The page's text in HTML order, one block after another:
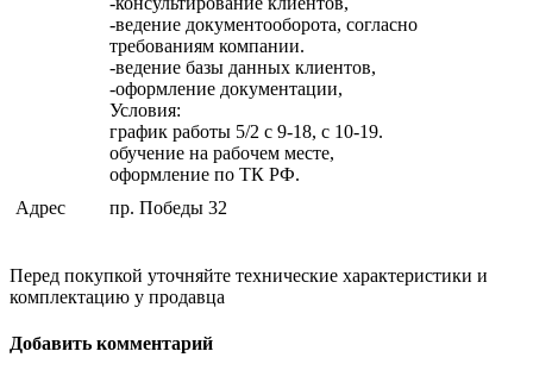
-ведение документооборота, согласно
требованиям компании.
-ведение базы данных клиентов,
-оформление документации,
Условия:
график работы 5/2 с 9-18, с 10-19.
обучение на рабочем месте,
оформление по ТК РФ.
Адрес
пр. Победы 32
Перед покупкой уточняйте технические характеристики и
комплектацию у продавца
Добавить комментарий